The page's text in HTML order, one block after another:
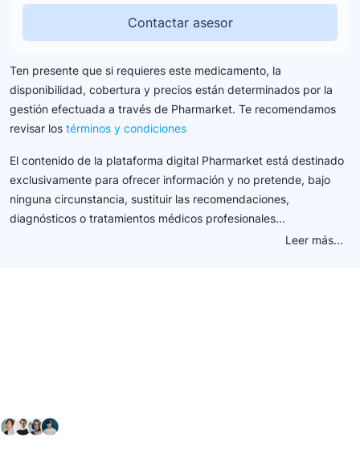
Contactar asesor
Ten presente que si requieres este medicamento, la
disponibilidad, cobertura y precios están determinados por la
gestión efectuada a través de Pharmarket. Te recomendamos
revisar los términos y condiciones
El contenido de la plataforma digital Pharmarket está destinado
exclusivamente para ofrecer información y no pretende, bajo
ninguna circunstancia, sustituir las recomendaciones,
diagnósticos o tratamientos médicos profesionales...
Leer más...